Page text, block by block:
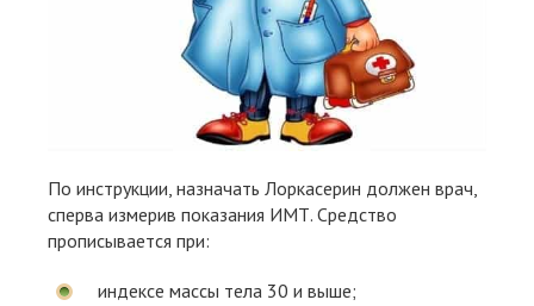
По инструкции, назначать Лоркасерин должен врач,
сперва измерив показания ИМТ. Средство
прописывается при:
индексе массы тела 30 и выше;